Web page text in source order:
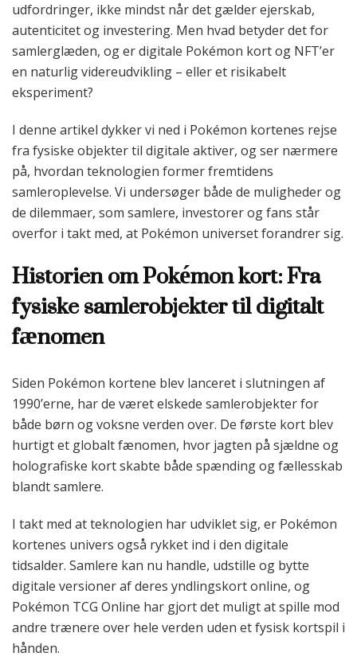
udfordringer, ikke mindst når det gælder ejerskab,
autenticitet og investering. Men hvad betyder det for
samlerglæden, og er digitale Pokémon kort og NFT’er
en naturlig videreudvikling – eller et risikabelt
eksperiment?
I denne artikel dykker vi ned i Pokémon kortenes rejse
fra fysiske objekter til digitale aktiver, og ser nærmere
på, hvordan teknologien former fremtidens
samleroplevelse. Vi undersøger både de muligheder og
de dilemmaer, som samlere, investorer og fans står
overfor i takt med, at Pokémon universet forandrer sig.
Historien om Pokémon kort: Fra
fysiske samlerobjekter til digitalt
fænomen
Siden Pokémon kortene blev lanceret i slutningen af
1990’erne, har de været elskede samlerobjekter for
både børn og voksne verden over. De første kort blev
hurtigt et globalt fænomen, hvor jagten på sjældne og
holografiske kort skabte både spænding og fællesskab
blandt samlere.
I takt med at teknologien har udviklet sig, er Pokémon
kortenes univers også rykket ind i den digitale
tidsalder. Samlere kan nu handle, udstille og bytte
digitale versioner af deres yndlingskort online, og
Pokémon TCG Online har gjort det muligt at spille mod
andre trænere over hele verden uden et fysisk kortspil i
hånden.